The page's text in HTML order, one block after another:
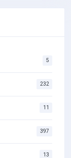
5
232
11
397
13